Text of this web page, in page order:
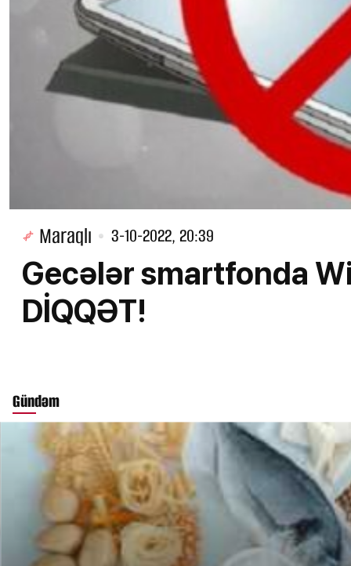
Maraqlı 3-10-2022, 20:39
Gecələr smartfonda
DİQQƏT!
Gündəm